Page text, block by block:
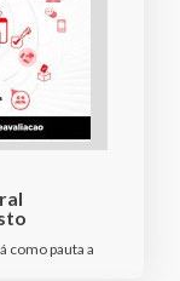
como pauta a